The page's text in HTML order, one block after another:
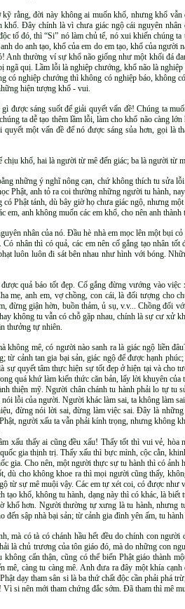
kỹ rằng, đời này không ai muốn khổ, nhưng khổ
khổ. Đây chính là vì chưa giác ngộ cái nguyên
tố đó, thì “Si” nó làm chủ tể, nó xui khiến chúng
do anh tạo, khổ của em do em tạo, khổ của
Anh thường ví sự khổ não giống như một khối đá
ngã quị. Lầm lỗi là nghiệp chướng, khổ não là
nghiệp chướng thì không có nghiệp báo, không
hiện tượng khổ - vui.
được sáng suốt để giải quyết vấn đề! Chúng ta
ta dễ tạo thêm lầm lỗi, làm cho khổ não càng
một vấn đề để nó được sáng sủa hơn, gọi là
khổ, hai là người từ mê đến giác; ba là người từ
những ý nghĩ nông cạn, chứ không thích tu sửa
Phật, anh tỏ ra coi thường những người tu hành,
Phật tánh, dù bây giờ họ chưa giác ngộ, nhưng
anh không muốn các em khổ, cho nên anh thành
nhân của nó. Đầu hè nhà em mọc lên một bụi
nhân thì có quả, các em nên cố gắng tạo nhân
luôn luôn đi sát bên nhau như hình với bóng.
quả báo tốt đẹp. Cố gắng đừng vướng vào
mẹ, anh em, vợ chồng, con cái, là đối tượng cho
đừng giận hờn, buồn thảm, ủ sụ, v.v... Chồng đối
không tu vẫn có chỗ gặp nhau, chính là sự cư xử
thưởng tự nhiên.
mê, có người nào sanh ra là giác ngộ liền
cảnh tan gia bại sản, giác ngộ để được hạnh
sự quyết tâm thực hiện sự tốt đẹp ở hiện tại và
quá khứ làm kiến thức căn bản, lấy lời khuyên của
thiện mỹ. Người chân chánh tu hành phải lo tự
lỗi của người. Người khác làm sai, ta không làm
đừng nói lời sai, đừng làm việc sai. Đây là
người xấu ta vẫn phải kính trọng, nhưng không
xấu thấy ai cũng đều xấu! Thấy tốt thì vui vẻ,
gia thịnh trị. Thấy xấu thì bực mình, cộc cằn,
gia. Cho nên, một người thực sự tu hành thì có ảnh
dù cho không khoe ra thì mọi người cũng thấy,
từ sự mê muội vậy. Các em tự xét coi, có được như
khổ, không tu hành, dạng này thì có khác, là
hơn. Người thường tự xưng là tu hành, nhưng
sập nhà bại sản; từ cảnh gia đình yên ấm, tu
mà có tà có chánh hầu hết đều do chính con
là chủ trương của tôn giáo đó, mà do những con
cẩn thận, cũng có thể biến Phật giáo thành
càng tu càng mê. Anh đưa ra đây một khía
dạy tham sân si là ba thứ chất độc cần phải phá
si nên mới tham chứng đắc sớm. Đã tham thì mê